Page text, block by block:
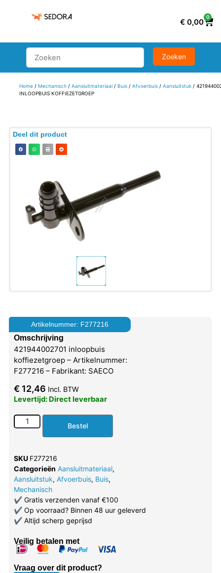
€ 0,00
0
Home/ Mechanisch/ Aansluitmateriaal/ Buis/ Afvoerbuis/ Aansluitstuk/
INLOOPBUIS KOFFIEZETGROEP
Deel dit product
Artikelnummer: F277216
Omschrijving
421944002701 inloopbuis
koffiezetgroep – Artikelnummer:
F277216 – Fabrikant: SAECO
€ 12,46 Incl. BTW
Levertijd: Direct leverbaar
Bestel
SKU F277216
Categorieën Aansluitmateriaal,
Aansluitstuk, Afvoerbuis, Buis,
Mechanisch
✔Gratis verzenden vanaf €100
✔Op voorraad? Binnen 48 uur geleverd
✔Altijd scherp geprijsd
Veilig betalen met
Vraag over dit product?